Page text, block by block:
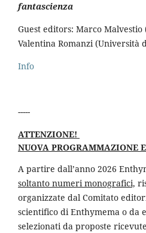
fantascienza
Guest editors: Marco
Valentina Romanzi (Università
Info
-----
ATTENZIONE!
NUOVA PROGRAMMAZIONE
A partire dall’anno 2026
soltanto numeri monografici,
organizzate dal Comitato
scientifico di Enthymema o da
selezionati da proposte